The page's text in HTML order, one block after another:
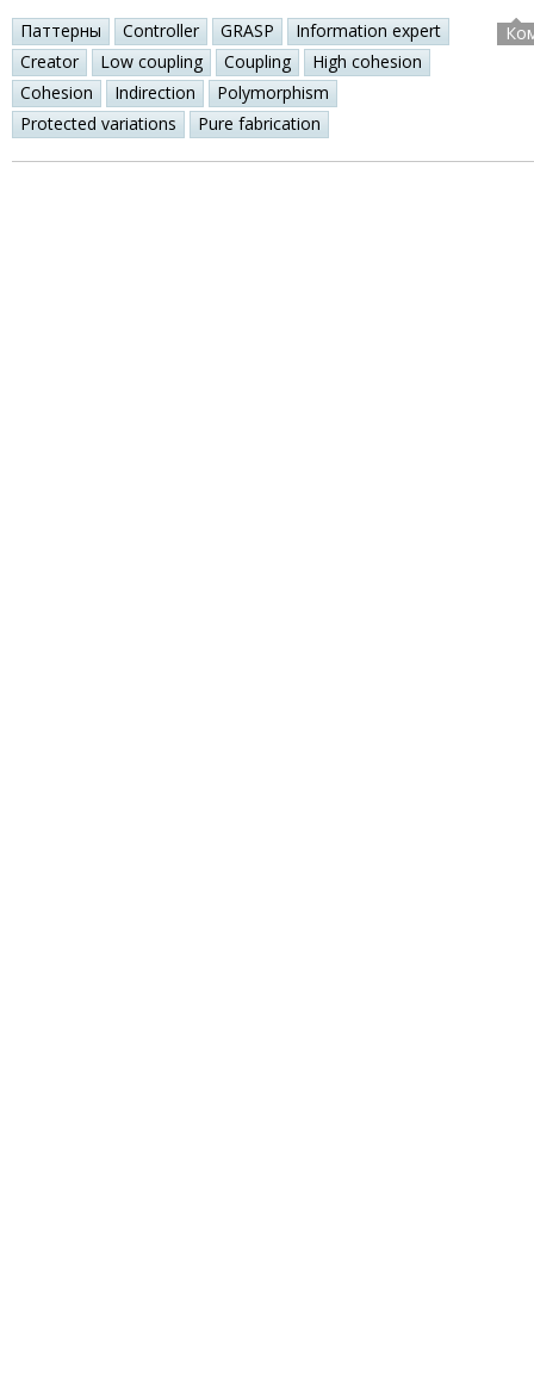
Паттерны Controller GRASP
Information expert
Creator
Low coupling Coupling
High cohesion
Cohesion
Indirection
Polymorphism
Protected variations
Pure fabrication